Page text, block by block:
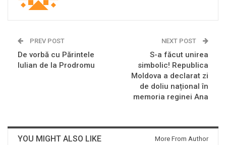
PREV POST
De vorbă cu Părintele
Iulian de la Prodromu
NEXT POST
S-a făcut unirea
simbolic! Republica
Moldova a declarat zi
de doliu național în
memoria reginei Ana
YOU MIGHT ALSO LIKE More From Author